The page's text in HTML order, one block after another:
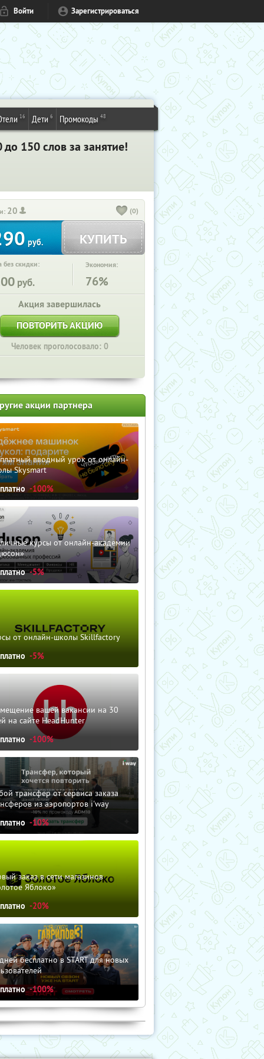
Войти Зарегистрироваться
16 Дети 6 Промокоды 48
150 слов за занятие!
20 (0)
руб. КУПИТЬ
без скидки:
руб.
Экономия:
76%
Акция завершилась
ПОВТОРИТЬ АКЦИЮ
Человек проголосовало: 0
акции партнера
вводный урок от онлайн-
Skysmart
-100%
курсы от онлайн-академии
-5%
от онлайн-школы Skillfactory
-5%
вашей вакансии на 30
на сайте HeadHunter
-100%
трансфер от сервиса заказа
из аэропортов i'way
-10%
заказ в сети магазинов
Яблоко»
-20%
бесплатно в START для новых
-100%